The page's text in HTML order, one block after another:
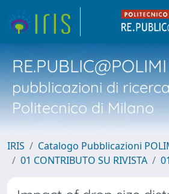
RE.PUBLIC@POLIMI
pubblicazioni di
Politecnico di Milano
IRIS
Catalogo Pubblicazioni
01 CONTRIBUTO SU RIVISTA